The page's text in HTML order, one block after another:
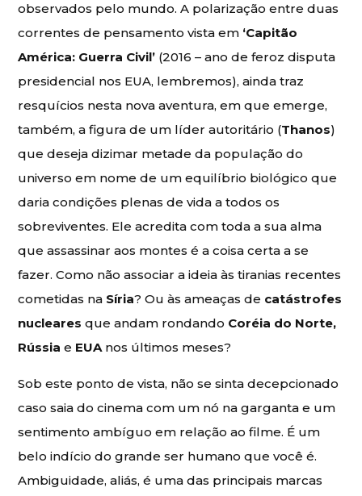
observados pelo mundo. A polarização entre duas
correntes de pensamento vista em ‘Capitão
América: Guerra Civil’ (2016 – ano de feroz disputa
presidencial nos EUA, lembremos), ainda traz
resquícios nesta nova aventura, em que emerge,
também, a figura de um líder autoritário (Thanos)
que deseja dizimar metade da população do
universo em nome de um equilíbrio biológico que
daria condições plenas de vida a todos os
sobreviventes. Ele acredita com toda a sua alma
que assassinar aos montes é a coisa certa a se
fazer. Como não associar a ideia às tiranias recentes
cometidas na Síria? Ou às ameaças de catástrofes
nucleares que andam rondando Coréia do Norte,
Rússia e EUAnos últimos meses?
Sob este ponto de vista, não se sinta decepcionado
caso saia do cinema com um nó na garganta e um
sentimento ambíguo em relação ao filme. É um
belo indício do grande ser humano que você é.
Ambiguidade, aliás, é uma das principais marcas